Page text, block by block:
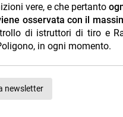
vere, e che pertanto
osservata con il
di istruttori di tiro e
in ogni momento.
newsletter